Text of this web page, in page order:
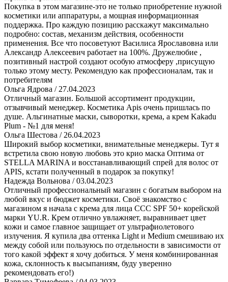
Покупка в этом магазине-это не только приобретение нужной
косметики или аппаратуры, а мощная информационная
поддержка. Про каждую позицию расскажут максимально
подробно: состав, механизм действия, особенности
применения. Все что посоветуют Василиса Ярославовна или
Александр Алексеевич работает на 100%. Дружелюбие ,
позитивный настрой создают особую атмосферу ,присущую
только этому месту. Рекомендую как профессионалам, так и
потребителям
Ольга Ядрова / 27.04.2023
Отличный магазин. Большой ассортимент продукции,
отзывчивый менеджер. Косметика Apis очень пришлась по
душе. Альгинатные маски, сыворотки, крема, а крем Kakadu
Plum - №1 для меня!
Ольга Шестова / 26.04.2023
Широкий выбор косметики, внимательные менеджеры. Тут я
встретила свою новую любовь это крио маска Оптима от
STELLA MARINA и восстанавливающий спрей для волос от
АPIS, кстати полученный в подарок за покупку!
Надежда Вольнова / 03.04.2023
Отличный профессиональный магазин с богатым выбором на
любой вкус и бюджет косметики. Своё знакомство с
магазином я начала с крема для лица СCС SPF 50+ корейской
марки YU.R. Крем отлично увлажняет, выравнивает цвет
кожи и самое главное защищает от ультрафиолетового
излучения. Я купила два оттенка Light и Medium смешиваю их
между собой или пользуюсь по отдельности в зависимости от
того какой эффект я хочу добиться. У меня комбинированная
кожа, склонность к высыпаниям, буду уверенно
рекомендовать его!)